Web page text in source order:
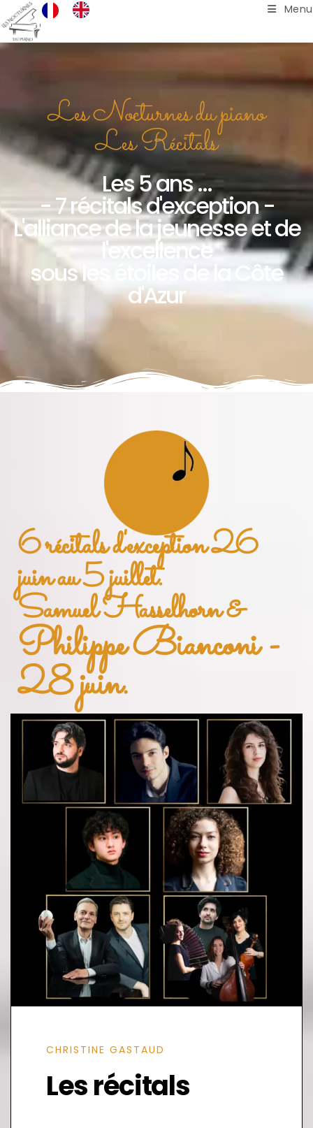
Menu
Les Nocturnes du piano
Les Récitals
Les 5 ans ...
- 7 récitals d'exception -
L'alliance de la jeunesse et de
l'excellence
sous les étoiles de la Côte
d'Azur
6 récitals d'exception 26
juin au 5 juillet.
Samuel Hasselhorn &
Philippe Bianconi-
28 juin.
CHRISTINE GASTAUD
Les récitals